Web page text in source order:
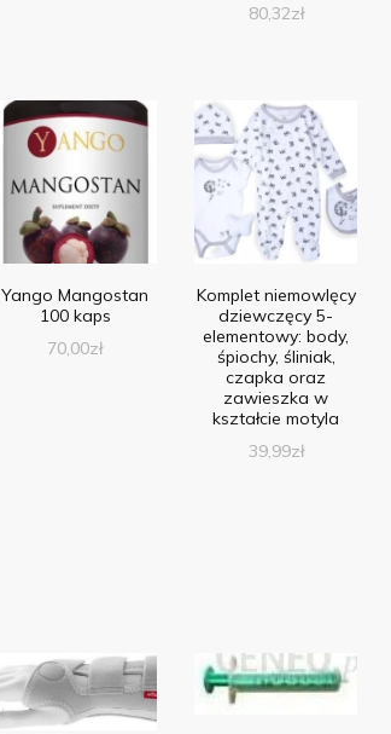
80,32zł
Yango Mangostan
100 kaps
70,00zł
Komplet niemowlęcy
dziewczęcy 5-
elementowy: body,
śpiochy, śliniak,
czapka oraz
zawieszka w
kształcie motyla
39,99zł